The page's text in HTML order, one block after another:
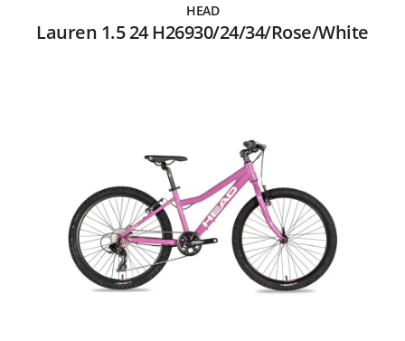
HEAD
Lauren 1.5 24 H26930/24/34/Rose/White